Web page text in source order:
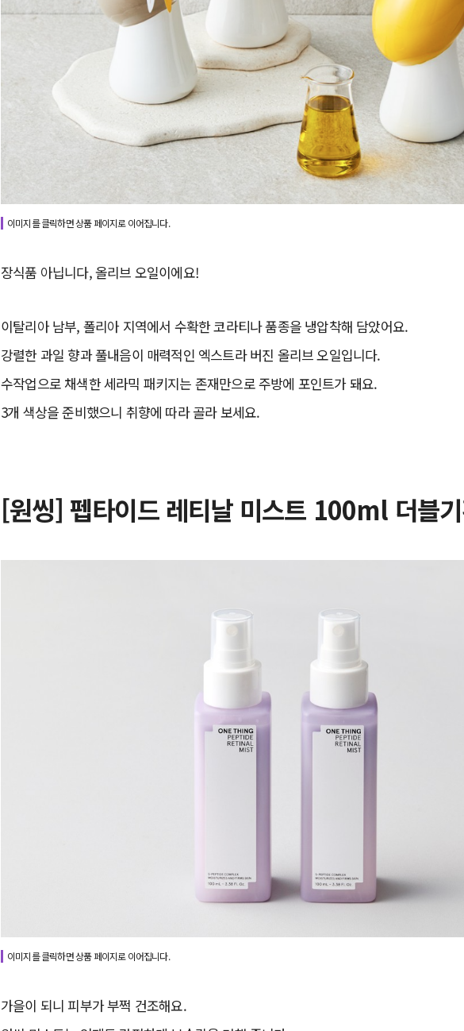
이미지를 클릭하면 상품 페이지로 이어집니다.
장식품 아닙니다, 올리브 오일이에요!
이탈리아 남부, 폴리아 지역에서 수확한 코라티나 품종을 냉압착해 담았어요.
강렬한 과일 향과 풀내음이 매력적인 엑스트라 버진 올리브 오일입니다.
수작업으로 채색한 세라믹 패키지는 존재만으로 주방에 포인트가 돼요.
3개 색상을 준비했으니 취향에 따라 골라 보세요.
[원씽] 펩타이드 레티날 미스트 100ml 더블
이미지를 클릭하면 상품 페이지로 이어집니다.
가을이 되니 피부가 부쩍 건조해요.